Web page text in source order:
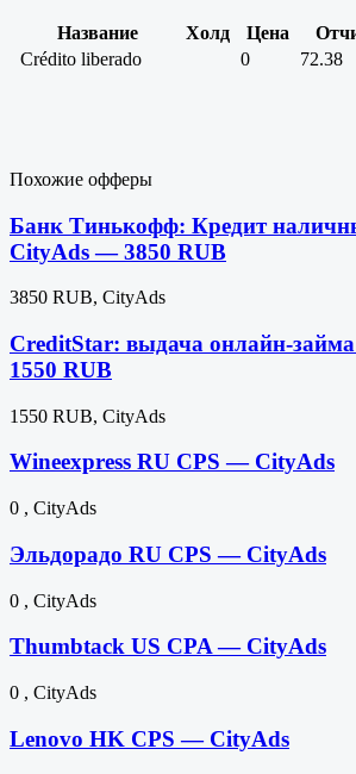
Название Холд Цена
Crédito liberado
0 72.38
Похожие офферы
Банк Тинькофф: Кредит
CityAds — 3850 RUB
3850 RUB, CityAds
CreditStar: выдача онлайн-
1550 RUB
1550 RUB, CityAds
Wineexpress RU CPS — CityAds
0 , CityAds
Эльдорадо RU CPS — CityAds
0 , CityAds
Thumbtack US CPA — CityAds
0 , CityAds
Lenovo HK CPS — CityAds